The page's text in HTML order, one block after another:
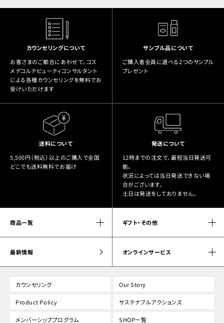
カウンセリングについて
お客さまのご都合にあわせて、コス
メデコルテビューティコンサルタント
による各種カウンセリングを無料でお
受けいただけます
サンプル品について
ご購入者全員に選べる2つのサンプル
プレゼント
送料について
5,500円（税込）以上のご購入で全国
どこでも送料無料でお届け
発送について
12時までの注文で、最短当日発送可
能。
状況によっては当日発送できない場
合がございます。
土日は発送をしておりません。
商品一覧 ギフト・その他
最新情報 オンラインサービス
カウンセリング Our Story
Product Policy サステナブルアクションズ
メンバーシッププログラム SHOP一覧